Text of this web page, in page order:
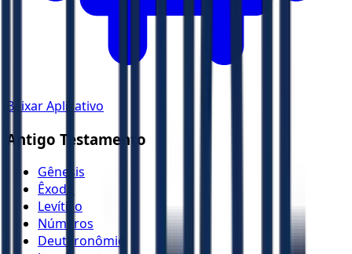
Baixar Aplicativo
Antigo Testamento
Gênesis
Êxodo
Levítico
Números
Deuteronômio